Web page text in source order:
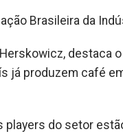
Brasileira da
destaca
já produzem café
do setor